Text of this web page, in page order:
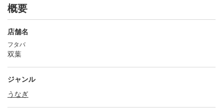
概要
店舗名
フタバ
双葉
ジャンル
うなぎ